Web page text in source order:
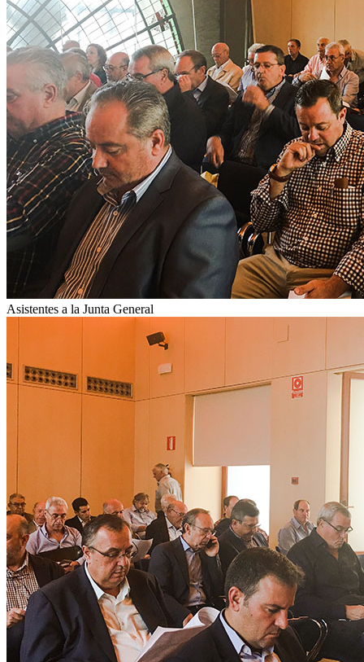
Asistentes a la Junta General